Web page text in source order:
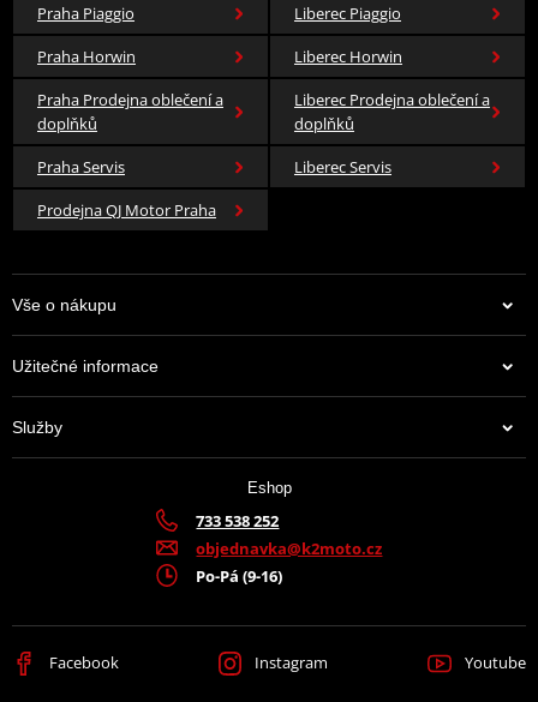
Praha Piaggio
Liberec Piaggio
Praha Horwin
Liberec Horwin
Praha Prodejna oblečení a
doplňků
Liberec Prodejna oblečení a
doplňků
Praha Servis
Liberec Servis
Prodejna QJ Motor Praha
Vše o nákupu
Užitečné informace
Služby
Eshop
733 538 252
objednavka@k2moto.cz
Po-Pá (9-16)
Facebook Instagram Youtube